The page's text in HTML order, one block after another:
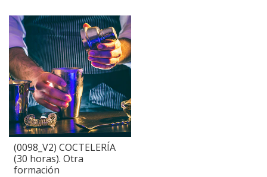
(0098_V2) COCTELERÍA
(30 horas). Otra
formación